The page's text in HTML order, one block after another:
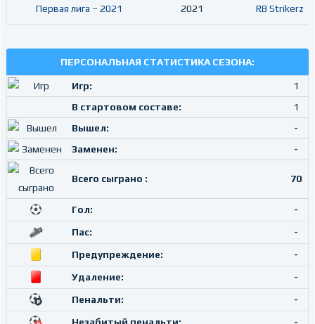
Первая лига – 2021 2021 RB Strikerz
ПЕРСОНАЛЬНАЯ СТАТИСТИКА СЕЗОНА:
Игр:
1
В стартовом составе:
1
Вышел:
-
Заменен:
-
Всего сыграно : 70
Гол:
-
Пас:
-
Предупреждение:
-
Удаление:
-
Пенальти:
-